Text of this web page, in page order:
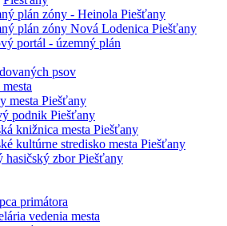
plán zóny - Heinola Piešťany
plán zóny Nová Lodenica Piešťany
portál - územný plán
psov
mesta Piešťany
podnik Piešťany
knižnica mesta Piešťany
kultúrne stredisko mesta Piešťany
zbor Piešťany
primátora
vedenia mesta